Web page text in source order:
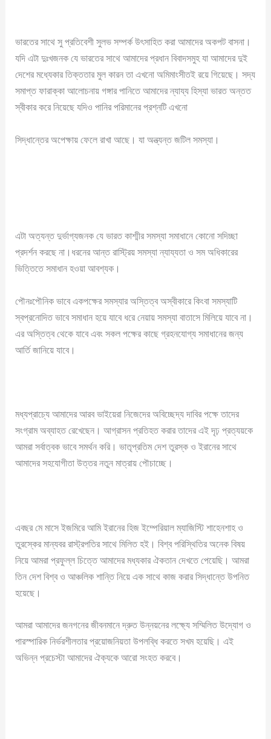
ভারতের সাথে সু প্রতিবেশী সুলভ সম্পর্ক উৎসাহিত করা আমাদের অকপট বাসনা।
যদি এটা দুঃখজনক যে ভারতের সাথে আমাদের প্রধান বিবাদসমুহ যা আমাদের দুই
দেশের মধ্যেকার তিক্ততার মুল কারন তা এখনো অমিমাংসীতই রয়ে গিয়েছে। সদ্য
সমাপ্ত ফারাক্কা আলোচনায় গঙ্গার পানিতে আমাদের ন্যায্য হিস্যা ভারত অন্তত
স্বীকার করে নিয়েছে যদিও পানির পরিমানের প্রশ্নটি এখনো
সিদ্ধান্তের অপেক্ষায় ফেলে রাখা আছে। যা অন্ত্যন্ত জটিল সমস্যা।
এটা অত্যন্ত দুর্ভাগ্যজনক যে ভারত কাশ্মীর সমস্যা সমাধানে কোনো সদিচ্ছা
প্রদর্শন করছে না।ধরনের আন্ত রাস্ট্রিয় সমস্যা ন্যায্যতা ও সম অধিকারের
ভিত্তিতে সমাধান হওয়া আবশ্যক।
পৌনঃপৌনিক ভাবে একপক্ষের সমস্যার অস্তিত্ব অস্বীকারে কিংবা সমস্যাটি
স্বপ্রনোদিত ভাবে সমাধান হয়ে যাবে ধরে নেয়ায় সমস্যা বাতাসে মিলিয়ে যাবে না।
এর অস্তিত্ব থেকে যাবে এবং সকল পক্ষের কাছে গ্রহনযোগ্য সমাধানের জন্য
আর্তি জানিয়ে যাবে।
মধ্যপ্রাচ্যে আমাদের আরব ভাইয়েরা নিজেদের অবিচ্ছেদ্য দাবির পক্ষে তাদের
সংগ্রাম অব্যাহত রেখেছেন। আগ্রাসন প্রতিহত করার তাদের এই দৃঢ় প্রত্যয়কে
আমরা সর্বাত্বক ভাবে সমর্থন করি। ভাতৃপ্রতিম দেশ তুরস্ক ও ইরানের সাথে
আমাদের সহযোগীতা উত্তর নতুন মাত্রায় পৌচাচ্ছে।
এবছর মে মাসে ইজমিরে আমি ইরানের হিজ ইম্পেরিয়াল ম্যাজিস্টি শাহেনশাহ ও
তুরস্কের মান্যবর রাস্ট্রপতির সাথে মিলিত হই। বিশ্ব পরিস্থিতির অনেক বিষয়
নিয়ে আমরা প্রফুল্ল চিত্তে আমাদের মধ্যকার ঐকতান দেখতে পেয়েছি। আমরা
তিন দেশ বিশ্ব ও আঞ্চলিক শান্তি নিয়ে এক সাথে কাজ করার সিদ্ধান্তে উপনিত
হয়েছে।
আমরা আমাদের জনগনের জীবনমানে দ্রুত উন্নয়নের লক্ষ্যে সম্মিলিত উদ্যোগ ও
পারস্পারিক নির্ভরশীলতার প্রয়োজনিয়তা উপলব্ধি করতে সখম হয়েছি। এই
অভিন্ন প্রচেস্টা আমাদের ঐক্যকে আরো সংহত করবে।